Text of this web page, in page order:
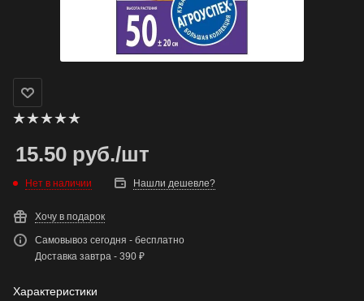
15.50 руб./шт
Нет в наличии Нашли дешевле?
Хочу в подарок
Самовывоз сегодня - бесплатно
Доставка завтра - 390 ₽
Характеристики